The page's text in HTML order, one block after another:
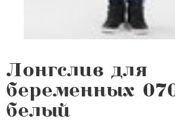
Лонгслив для
беременных
белый